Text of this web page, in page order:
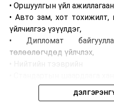
• Оршуулгын үйл
• Авто зам, хот
үйлчилгээ үзүүлдэг,
• Дипломат
төлөөлөгчдөд үйлчлэх,
• Сургууль, цэцэрлэг,
• Таних тэмдэг